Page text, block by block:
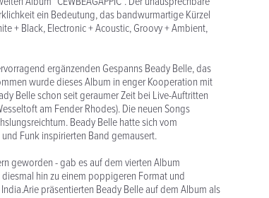
ein Bedeutung, das bandwurmartige Kürzel
+ Black, Electronic + Acoustic, Groovy + Ambient,
ergänzenden Gespanns Beady Belle, das
wurde dieses Album in enger Kooperation mit
Belle schon seit geraumer Zeit bei Live-Auftritten
am Fender Rhodes). Die neuen Songs
Beady Belle hatte sich vom
Funk inspirierten Band gemausert.
geworden - gab es auf dem vierten Album
hin zu einem poppigeren Format und
präsentierten Beady Belle auf dem Album als